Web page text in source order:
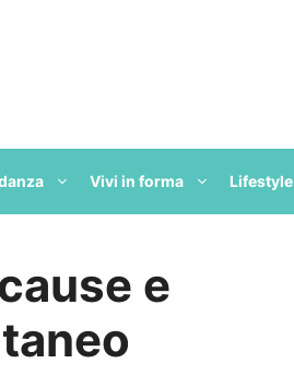
Vivi in forma Lifestyle
e